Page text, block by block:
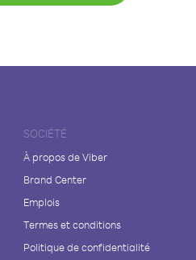
SOCIÉTÉ
À propos de Viber
Brand Center
Emplois
Termes et conditions
Politique de confidentialité